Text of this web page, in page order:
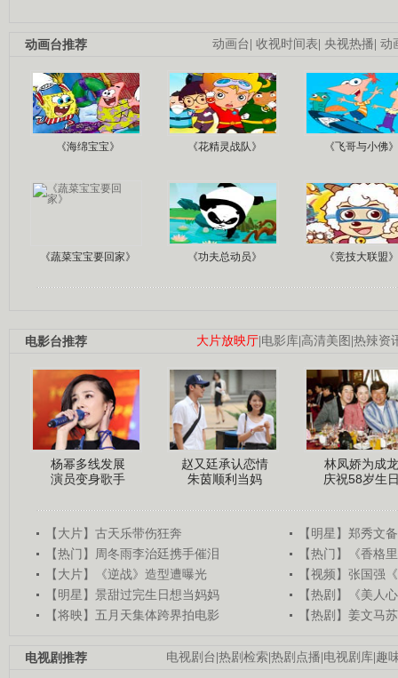
动画台 收视时间表 央视热播 动
动画台推荐
《海绵宝宝》 《花精灵战队》 《飞哥与小佛》
《蔬菜宝宝要回家》 《功夫总动员》 《竞技大联盟》
大片放映厅 电影库 高清美图 热辣资
电影台推荐
杨幂多线发展
演员变身歌手
赵又廷承认恋情
朱茵顺利当妈
林凤娇为成龙
庆祝58岁生
【大片】古天乐带伤狂奔
【明星】郑秀文
【热门】周冬雨李治廷携手催泪
【热门】《香格
【大片】《逆战》造型遭曝光
【视频】张国强
【明星】景甜过完生日想当妈妈
【热剧】《美人
【将映】五月天集体跨界拍电影
【热剧】姜文马
电视剧台 热剧检索 热剧点播 电视剧库 趣
电视剧推荐